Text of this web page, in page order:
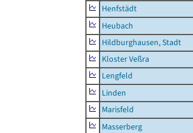
Henfstädt
Heubach
Hildburghausen, Stadt
Kloster Veßra
Lengfeld
Linden
Marisfeld
Masserberg